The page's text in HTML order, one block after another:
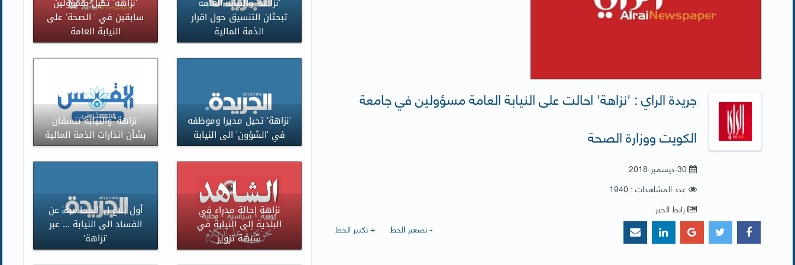
جريدة الراي : 'نزاهة' احالت على النيابة العامة مسؤولين في جامعة
الكويت ووزارة الصحة
30-ديسمبر-2018
عدد المشاهدات : 1940
رابط الخبر
+ تكبير الخط
- تصغير الخط
سابقين في ' الصحة' على
النيابة العامة
تبحثان التنسيق حول اقرار
الذمة المالية
'نزاهة' والنيابة تنسقان
بشأن انذارات الذمة المالية
'نزاهة' تحيل مديرا وموظفه
في 'الشؤون' الى النيابة
أول بلاغ ل 'المحاسبة' عن
الفساد الى النيابة ... عبر
'نزاهة'
نزاهة إحالة مدراء في
البلدية إلى النيابة في
شبهة تزوير